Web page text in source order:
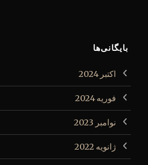
بایگانی‌ها
اکتبر 2024
فوریه 2024
نوامبر 2023
ژانویه 2022